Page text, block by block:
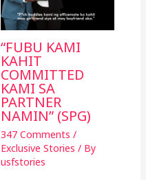
“FUBU KAMI
KAHIT
COMMITTED
KAMI SA
PARTNER
NAMIN” (SPG)
347 Comments /
Exclusive Stories / By
usfstories